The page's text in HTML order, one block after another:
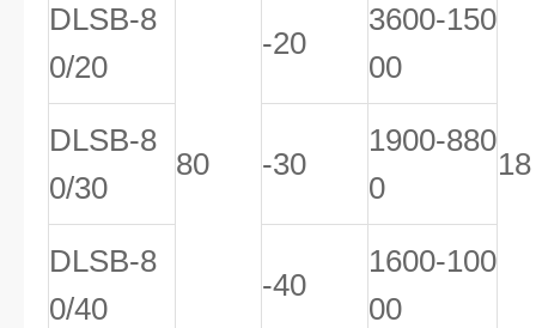
DLSB-8
0/20
80
-20
3600-150
00
18
DLSB-8
0/30
-30
1900-880
0
DLSB-8
0/40
-40
1600-100
00